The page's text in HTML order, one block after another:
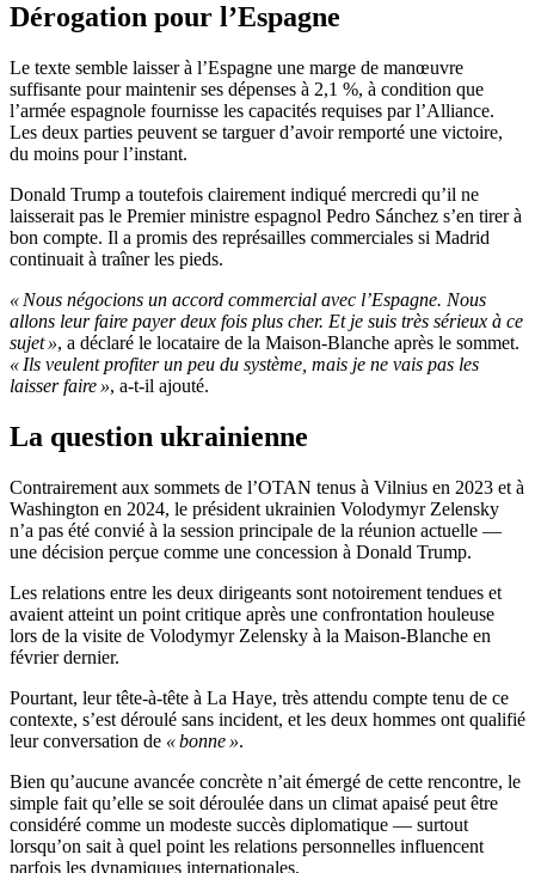
Dérogation pour l’Espagne
Le texte semble laisser à l’Espagne une marge de manœuvre
suffisante pour maintenir ses dépenses à 2,1 %, à condition que
l’armée espagnole fournisse les capacités requises par l’Alliance.
Les deux parties peuvent se targuer d’avoir remporté une victoire,
du moins pour l’instant.
Donald Trump a toutefois clairement indiqué mercredi qu’il ne
laisserait pas le Premier ministre espagnol Pedro Sánchez s’en tirer à
bon compte. Il a promis des représailles commerciales si Madrid
continuait à traîner les pieds.
« Nous négocions un accord commercial avec l’Espagne. Nous
allons leur faire payer deux fois plus cher. Et je suis très sérieux à ce
sujet », a déclaré le locataire de la Maison-Blanche après le sommet.
« Ils veulent profiter un peu du système, mais je ne vais pas les
laisser faire », a-t-il ajouté.
La question ukrainienne
Contrairement aux sommets de l’OTAN tenus à Vilnius en 2023 et à
Washington en 2024, le président ukrainien Volodymyr Zelensky
n’a pas été convié à la session principale de la réunion actuelle —
une décision perçue comme une concession à Donald Trump.
Les relations entre les deux dirigeants sont notoirement tendues et
avaient atteint un point critique après une confrontation houleuse
lors de la visite de Volodymyr Zelensky à la Maison-Blanche en
février dernier.
Pourtant, leur tête-à-tête à La Haye, très attendu compte tenu de ce
contexte, s’est déroulé sans incident, et les deux hommes ont qualifié
leur conversation de « bonne ».
Bien qu’aucune avancée concrète n’ait émergé de cette rencontre, le
simple fait qu’elle se soit déroulée dans un climat apaisé peut être
considéré comme un modeste succès diplomatique — surtout
lorsqu’on sait à quel point les relations personnelles influencent
parfois les dynamiques internationales.